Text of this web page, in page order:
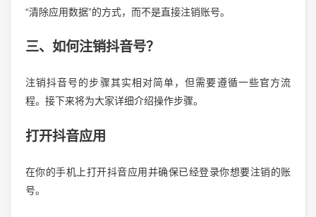
“清除应用数据”的方式，而不是直接注销账号。
三、如何注销抖音号？
注销抖音号的步骤其实相对简单，但需要遵循一些官方流
程。接下来将为大家详细介绍操作步骤。
打开抖音应用
在你的手机上打开抖音应用并确保已经登录你想要注销的账
号。